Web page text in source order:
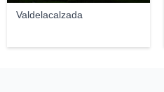
Valdelacalzada